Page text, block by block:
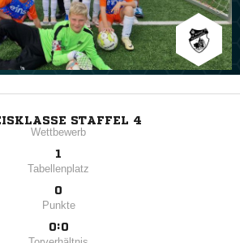
STAFFEL 4
Wettbewerb
1
Tabellenplatz
0
Punkte
0:0